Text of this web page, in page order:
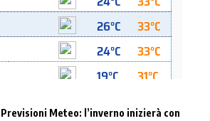
Previsioni Meteo: l’inverno inizierà con